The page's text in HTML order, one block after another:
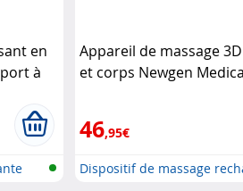
en
à
Appareil de massage
et corps Newgen
46,95€
Dispositif de massage